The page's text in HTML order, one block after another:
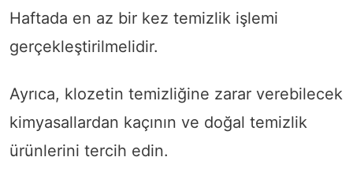
Haftada en az bir kez temizlik işlemi
gerçekleştirilmelidir.
Ayrıca, klozetin temizliğine zarar verebilecek
kimyasallardan kaçının ve doğal temizlik
ürünlerini tercih edin.